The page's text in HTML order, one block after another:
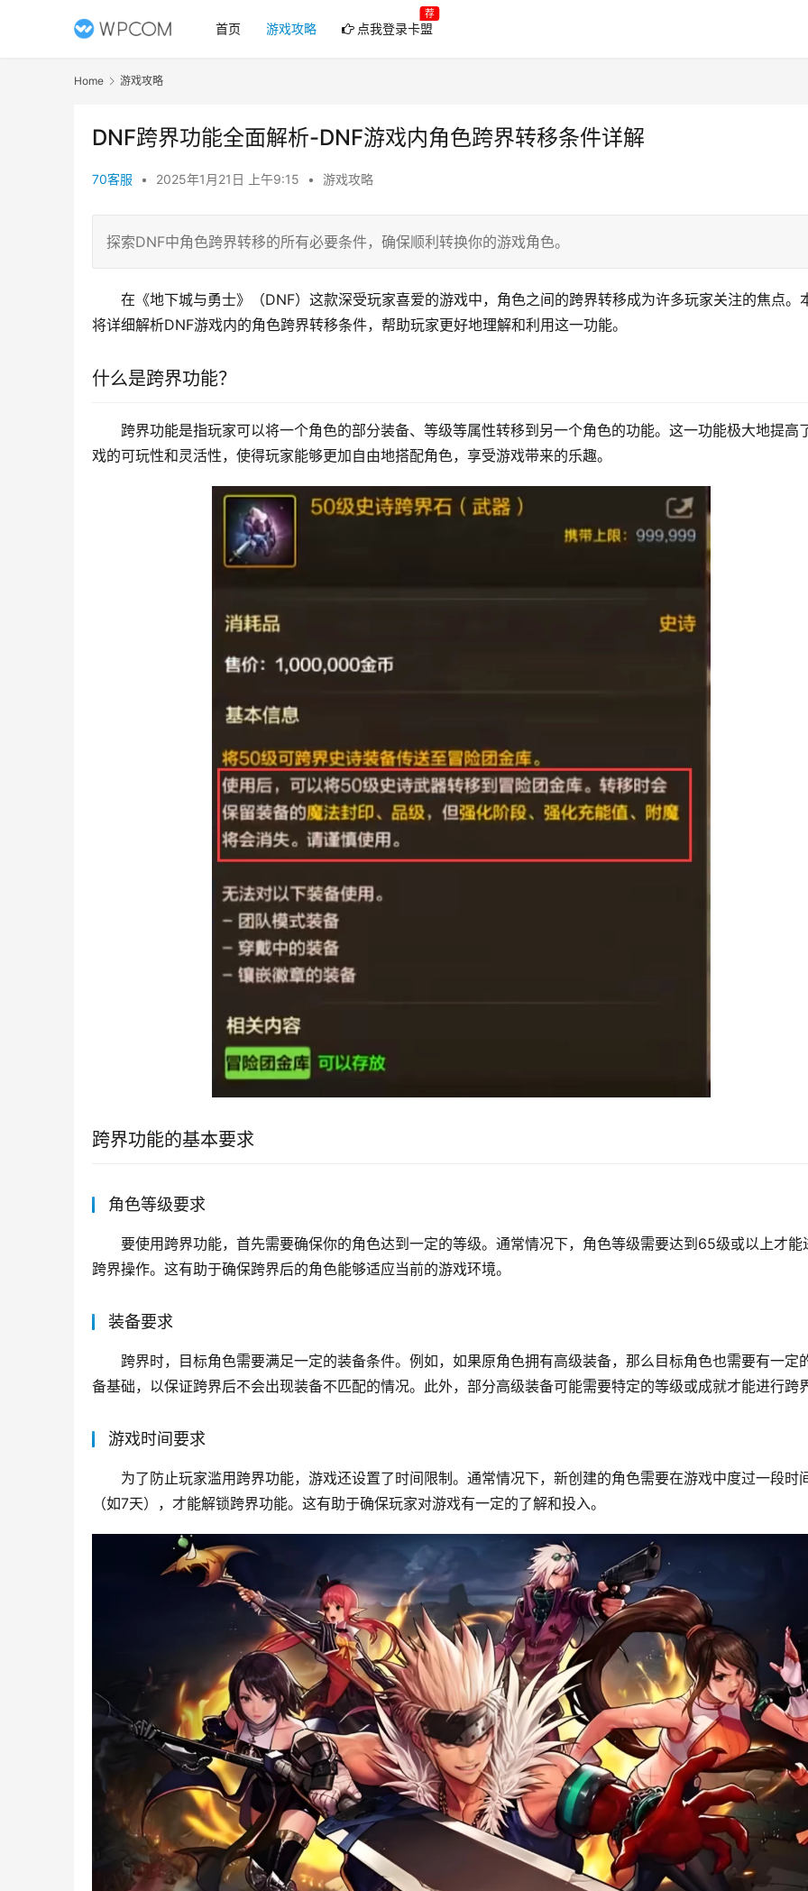
首页 游戏攻略 点我登录卡盟
荐
Home 游戏攻略
DNF跨界功能全面解析-DNF游戏内角色跨界转移条件详解
70客服 • 2025年1月21日 上午9:15 • 游戏攻略
探索DNF中角色跨界转移的所有必要条件，确保顺利转换你的游戏角色。
在《地下城与勇士》（DNF）这款深受玩家喜爱的游戏中，角色之间的跨界转移成为许多玩家关注的焦点。
将详细解析DNF游戏内的角色跨界转移条件，帮助玩家更好地理解和利用这一功能。
什么是跨界功能？
跨界功能是指玩家可以将一个角色的部分装备、等级等属性转移到另一个角色的功能。这一功能极大地提高
戏的可玩性和灵活性，使得玩家能够更加自由地搭配角色，享受游戏带来的乐趣。
跨界功能的基本要求
角色等级要求
要使用跨界功能，首先需要确保你的角色达到一定的等级。通常情况下，角色等级需要达到65级或以上才能
跨界操作。这有助于确保跨界后的角色能够适应当前的游戏环境。
装备要求
跨界时，目标角色需要满足一定的装备条件。例如，如果原角色拥有高级装备，那么目标角色也需要有一定
备基础，以保证跨界后不会出现装备不匹配的情况。此外，部分高级装备可能需要特定的等级或成就才能进行跨
游戏时间要求
为了防止玩家滥用跨界功能，游戏还设置了时间限制。通常情况下，新创建的角色需要在游戏中度过一段时
（如7天），才能解锁跨界功能。这有助于确保玩家对游戏有一定的了解和投入。